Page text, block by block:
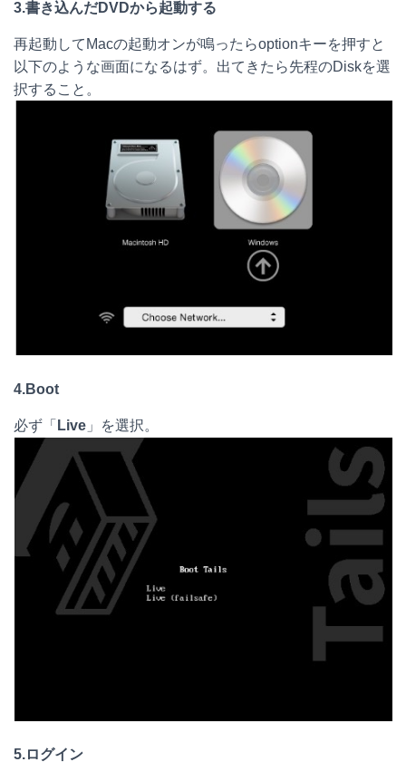
3.書き込んだDVDから起動する
再起動してMacの起動オンが鳴ったらoptionキーを押すと
以下のような画面になるはず。出てきたら先程のDiskを選
択すること。
4.Boot
必ず「 Live 」を選択。
5.ログイン